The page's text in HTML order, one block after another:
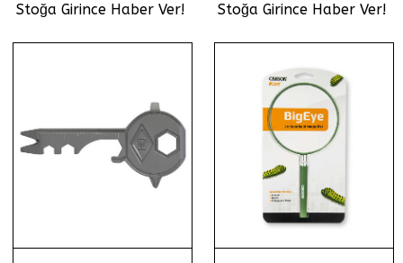
Stoğa Girince Haber Ver! Stoğa Girince Haber Ver!